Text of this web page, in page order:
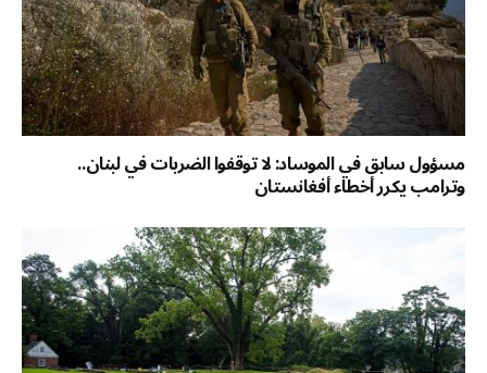
مسؤول سابق في الموساد: لا توقفوا الضربات في لبنان..
وترامب يكرر أخطاء أفغانستان